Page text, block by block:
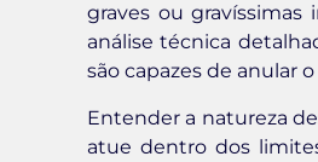
graves ou
análise técnica
são capazes de anular
Entender a natureza
atue dentro dos